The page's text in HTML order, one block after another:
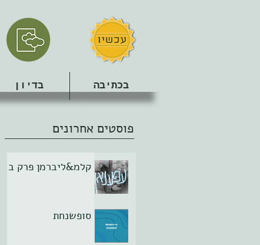
בכתיבה בדיון
פוסטים אחרונים
קלמ&ליברמן פרק ב
סופשנחת